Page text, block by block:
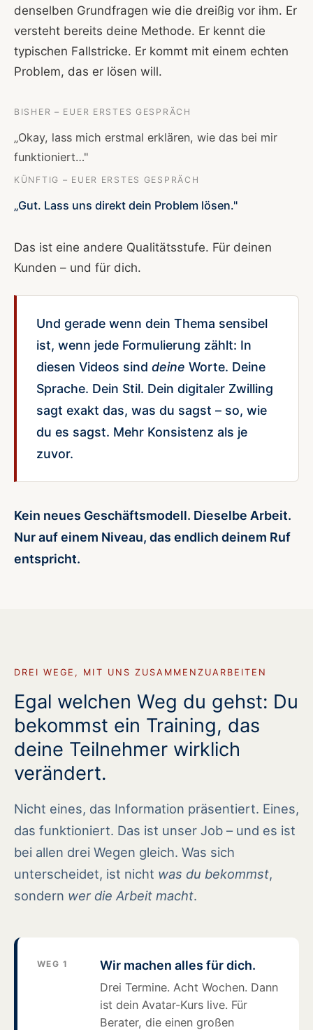
denselben Grundfragen wie die dreißig vor ihm. Er
versteht bereits deine Methode. Er kennt die
typischen Fallstricke. Er kommt mit einem echten
Problem, das er lösen will.
BISHER – EUER ERSTES GESPRÄCH
„Okay, lass mich erstmal erklären, wie das bei mir
funktioniert…"
KÜNFTIG – EUER ERSTES GESPRÄCH
„Gut. Lass uns direkt dein Problem lösen."
Das ist eine andere Qualitätsstufe. Für deinen
Kunden – und für dich.
Und gerade wenn dein Thema sensibel
ist, wenn jede Formulierung zählt: In
diesen Videos sind deine Worte. Deine
Sprache. Dein Stil. Dein digitaler Zwilling
sagt exakt das, was du sagst – so, wie
du es sagst. Mehr Konsistenz als je
zuvor.
Kein neues Geschäftsmodell. Dieselbe Arbeit.
Nur auf einem Niveau, das endlich deinem Ruf
entspricht.
DREI WEGE, MIT UNS ZUSAMMENZUARBEITEN
Egal welchen Weg du gehst: Du
bekommst ein Training, das
deine Teilnehmer wirklich
verändert.
Nicht eines, das Information präsentiert. Eines,
das funktioniert. Das ist unser Job – und es ist
bei allen drei Wegen gleich. Was sich
unterscheidet, ist nicht was du bekommst,
sondern wer die Arbeit macht.
WEG 1 Wir machen alles für dich.
Drei Termine. Acht Wochen. Dann
ist dein Avatar-Kurs live. Für
Berater, die einen großen